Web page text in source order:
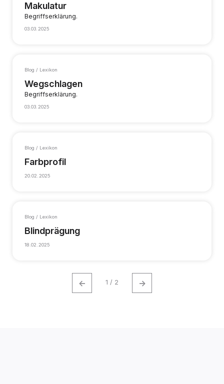
Makulatur
Begriffserklärung.
03.03.2025
Blog / Lexikon
Wegschlagen
Begriffserklärung.
03.03.2025
Blog / Lexikon
Farbprofil
20.02.2025
Blog / Lexikon
Blindprägung
18.02.2025
← 1 / 2 →